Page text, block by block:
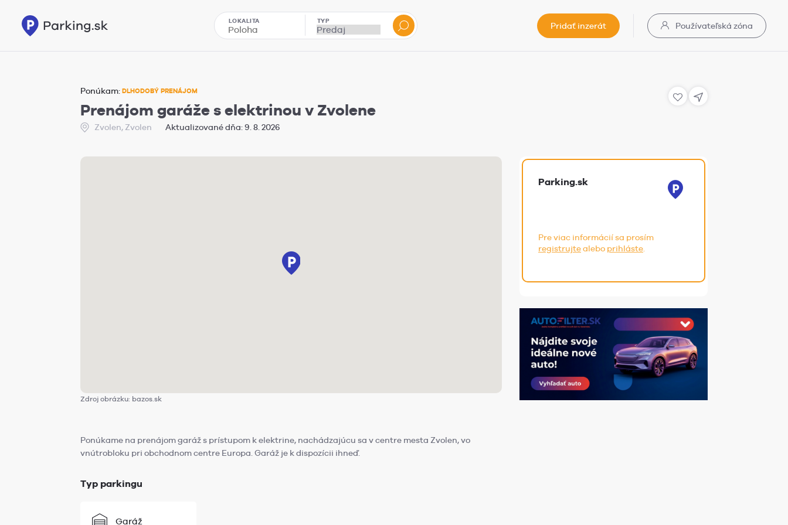
LOKALITA TYP
Pridať inzerát Používateľská zóna
Ponúkam: DLHODOBÝ PRENÁJOM
Prenájom garáže s elektrinou v Zvolene
Zvolen, Zvolen Aktualizované dňa: 9. 8. 2026
Zdroj obrázku: bazos.sk
Ponúkame na prenájom garáž s prístupom k elektrine, nachádzajúcu sa v centre mesta Zvolen, vo
vnútrobloku pri obchodnom centre Europa. Garáž je k dispozícii ihneď.
Typ parkingu
Garáž
Parking.sk
Pre viac informácií sa prosím
registrujtealebo prihláste